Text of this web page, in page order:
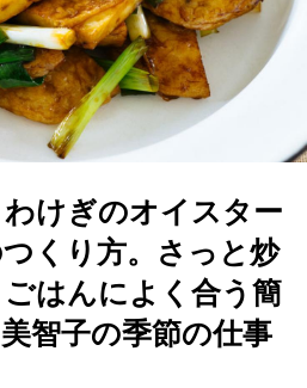
わけぎのオイスター
くり方。さっと炒
はんによく合う簡
智子の季節の仕事